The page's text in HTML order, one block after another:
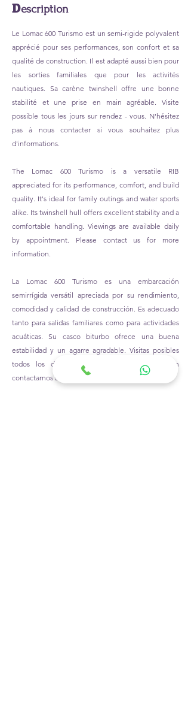
Description
Le Lomac 600 Turismo est un semi-rigide polyvalent
apprécié pour ses performances, son confort et sa
qualité de construction. Il est adapté aussi bien pour
les sorties familiales que pour les activités
nautiques. Sa carène twinshell offre une bonne
stabilité et une prise en main agréable. Visite
possible tous les jours sur rendez - vous. N'hésitez
pas à nous contacter si vous souhaitez plus
d'informations.
The Lomac 600 Turismo is a versatile RIB
appreciated for its performance, comfort, and build
quality. It's ideal for family outings and water sports
alike. Its twinshell hull offers excellent stability and a
comfortable handling. Viewings are available daily
by appointment. Please contact us for more
information.
La Lomac 600 Turismo es una embarcación
semirrígida versátil apreciada por su rendimiento,
comodidad y calidad de construcción. Es adecuado
tanto para salidas familiares como para actividades
acuáticas. Su casco biturbo ofrece una buena
estabilidad y un agarre agradable. Visitas posibles
todos los días con cita previa. No dude en
contactarnos si desea más información.